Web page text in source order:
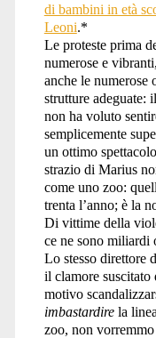
di bambini in età
Leoni.*
Le proteste prima
numerose e
anche le numerose
strutture adeguate:
non ha voluto
semplicemente
un ottimo
strazio di Marius
come uno zoo:
trenta l’anno; è la
Di vittime della
ce ne sono miliardi
Lo stesso direttore
il clamore suscitato
motivo
imbastardirela
zoo, non